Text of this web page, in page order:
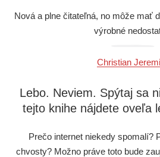
Nová a plne čitateľná, no môže mať
výrobné
Christian
Lebo. Neviem. Spýtaj sa
tejto knihe nájdete oveľa
Prečo internet niekedy spomalí?
chvosty? Možno práve toto bude